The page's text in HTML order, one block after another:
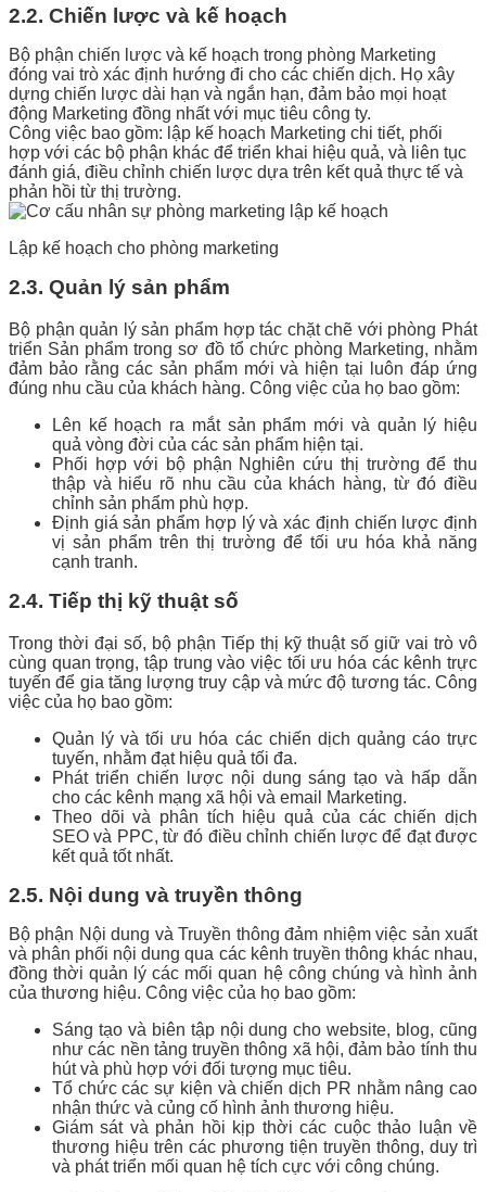
2.2. Chiến lược và kế hoạch
Bộ phận chiến lược và kế hoạch trong phòng Marketing
đóng vai trò xác định hướng đi cho các chiến dịch. Họ xây
dựng chiến lược dài hạn và ngắn hạn, đảm bảo mọi hoạt
động Marketing đồng nhất với mục tiêu công ty.
Công việc bao gồm: lập kế hoạch Marketing chi tiết, phối
hợp với các bộ phận khác để triển khai hiệu quả, và liên tục
đánh giá, điều chỉnh chiến lược dựa trên kết quả thực tế và
phản hồi từ thị trường.
Lập kế hoạch cho phòng marketing
2.3. Quản lý sản phẩm
Bộ phận quản lý sản phẩm hợp tác chặt chẽ với phòng Phát
triển Sản phẩm trong sơ đồ tổ chức phòng Marketing, nhằm
đảm bảo rằng các sản phẩm mới và hiện tại luôn đáp ứng
đúng nhu cầu của khách hàng. Công việc của họ bao gồm:
Lên kế hoạch ra mắt sản phẩm mới và quản lý hiệu
quả vòng đời của các sản phẩm hiện tại.
Phối hợp với bộ phận Nghiên cứu thị trường để thu
thập và hiểu rõ nhu cầu của khách hàng, từ đó điều
chỉnh sản phẩm phù hợp.
Định giá sản phẩm hợp lý và xác định chiến lược định
vị sản phẩm trên thị trường để tối ưu hóa khả năng
cạnh tranh.
2.4. Tiếp thị kỹ thuật số
Trong thời đại số, bộ phận Tiếp thị kỹ thuật số giữ vai trò vô
cùng quan trọng, tập trung vào việc tối ưu hóa các kênh trực
tuyến để gia tăng lượng truy cập và mức độ tương tác. Công
việc của họ bao gồm:
Quản lý và tối ưu hóa các chiến dịch quảng cáo trực
tuyến, nhằm đạt hiệu quả tối đa.
Phát triển chiến lược nội dung sáng tạo và hấp dẫn
cho các kênh mạng xã hội và email Marketing.
Theo dõi và phân tích hiệu quả của các chiến dịch
SEO và PPC, từ đó điều chỉnh chiến lược để đạt được
kết quả tốt nhất.
2.5. Nội dung và truyền thông
Bộ phận Nội dung và Truyền thông đảm nhiệm việc sản xuất
và phân phối nội dung qua các kênh truyền thông khác nhau,
đồng thời quản lý các mối quan hệ công chúng và hình ảnh
của thương hiệu. Công việc của họ bao gồm:
Sáng tạo và biên tập nội dung cho website, blog, cũng
như các nền tảng truyền thông xã hội, đảm bảo tính thu
hút và phù hợp với đối tượng mục tiêu.
Tổ chức các sự kiện và chiến dịch PR nhằm nâng cao
nhận thức và củng cố hình ảnh thương hiệu.
Giám sát và phản hồi kịp thời các cuộc thảo luận về
thương hiệu trên các phương tiện truyền thông, duy trì
và phát triển mối quan hệ tích cực với công chúng.